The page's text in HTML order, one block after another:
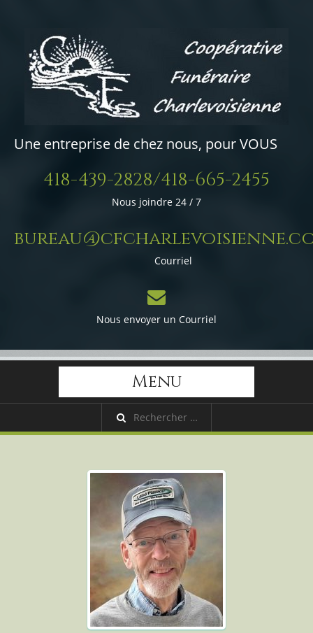
Une entreprise de chez nous, pour VOUS
418-439-2828/418-665-2455
Nous joindre 24 / 7
Courriel
Nous envoyer un Courriel
Menu